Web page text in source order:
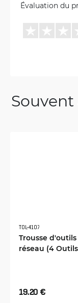
Évaluation du
TOL-4107
Trousse d'outils
réseau (4
19.20 €